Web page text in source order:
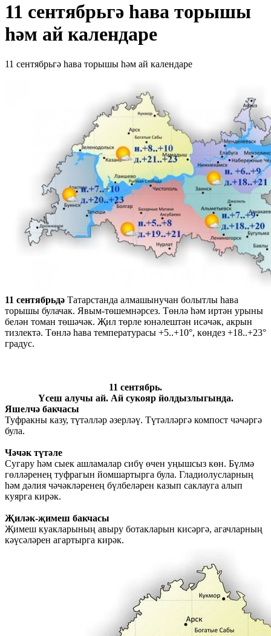
11 сентябрьгә һава торышы
һәм ай календаре
11 сентябрьгә һава торышы һәм ай календаре
11 сентябрьдә Татарстанда алмашынучан болытлы һава
торышы булачак. Явым-төшемнәрсез. Төнлә һәм иртән урыны
белән томан төшәчәк. Җил төрле юнәлештән исәчәк, акрын
тизлектә. Төнлә һава температурасы +5..+10°, көндез +18..+23°
градус.
11 сентябрь.
Үсеш алучы ай. Ай сукояр йолдызлыгында.
Яшелчә бакчасы
Туфракны казу, түтәлләр әзерләү. Түтәлләргә компост чәчәргә
була.
Чәчәк түтәле
Сугару һәм сыек ашламалар сибү өчен уңышсыз көн. Бүлмә
гөлләренең туфрагын йомшартырга була. Гладиолусларның
һәм дәлия чәчәкләренең бүлбеләрен казып саклауга алып
куярга кирәк.
Җиләк-җимеш бакчасы
Җимеш куакларының авыру ботакларын кисәргә, агачларның
кәүсәләрен агартырга кирәк.